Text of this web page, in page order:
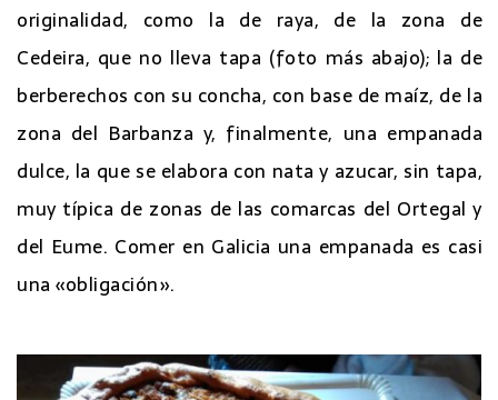
originalidad, como la de raya, de la zona de
Cedeira, que no lleva tapa (foto más abajo); la de
berberechos con su concha, con base de maíz, de la
zona del Barbanza y, finalmente, una empanada
dulce, la que se elabora con nata y azucar, sin tapa,
muy típica de zonas de las comarcas del Ortegal y
del Eume. Comer en Galicia una empanada es casi
una «obligación».